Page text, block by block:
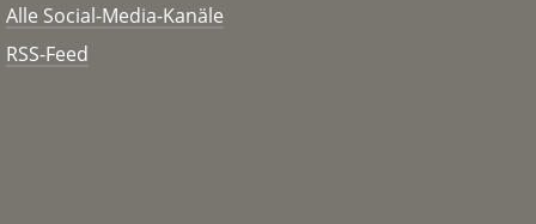
Alle Social-Media-Kanäle
RSS-Feed